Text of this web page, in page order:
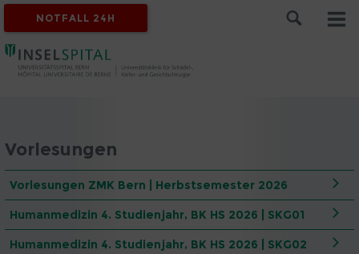
NOTFALL 24H
Vorlesungen
Vorlesungen ZMK Bern | Herbstsemester 2026
Humanmedizin 4. Studienjahr, BK HS 2026 | SKG01
Humanmedizin 4. Studienjahr, BK HS 2026 | SKG02